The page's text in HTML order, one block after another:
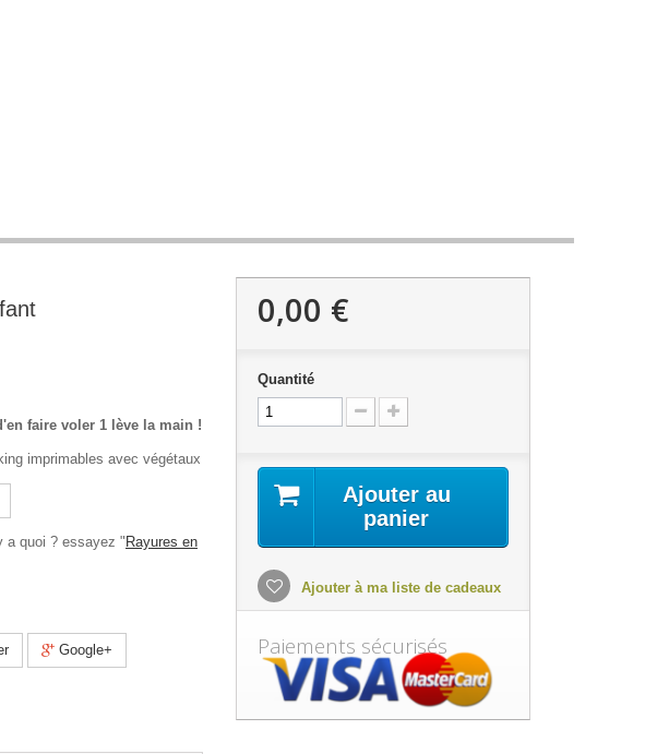
faire voler 1 lève la main !
imprimables avec végétaux
a quoi ? essayez " Rayures en
Google+
0,00 €
Quantité
Ajouter au
panier
Ajouter à ma liste de cadeaux
Paiements sécurisés